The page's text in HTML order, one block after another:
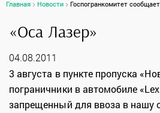
Главная Новости Госпогранкомитет сообщает
«Оса Лазер»
04.08.2011
3 августа в пункте пропуска
пограничники в автомобиле
запрещенный для ввоза в нашу